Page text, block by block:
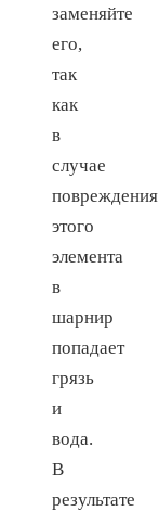
заменяйте
его,
так
как
в
случае
повреждения
этого
элемента
в
шарнир
попадает
грязь
и
вода.
В
результате